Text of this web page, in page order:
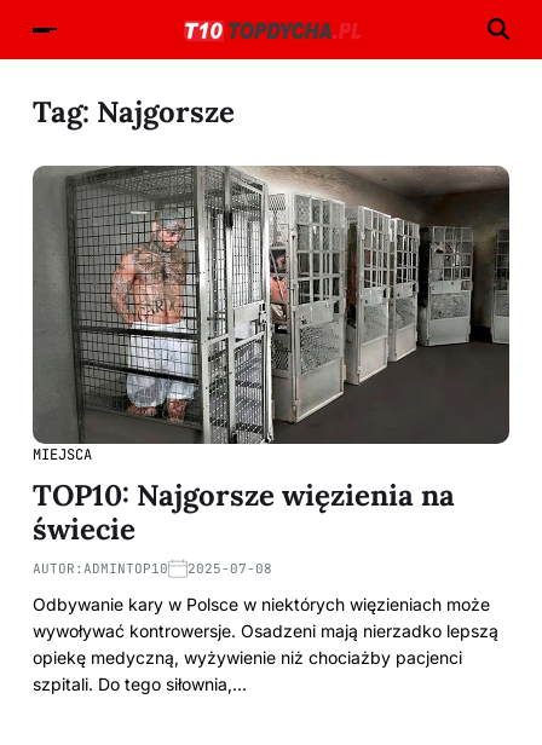
Tag: Najgorsze
MIEJSCA
TOP10: Najgorsze więzienia na
świecie
AUTOR: ADMINTOP10 2025-07-08
Odbywanie kary w Polsce w niektórych więzieniach może
wywoływać kontrowersje. Osadzeni mają nierzadko lepszą
opiekę medyczną, wyżywienie niż chociażby pacjenci
szpitali. Do tego siłownia,…